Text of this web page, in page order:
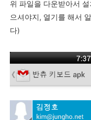
위 파일을 다운받아서
으셔야지, 열기를 해서
다)